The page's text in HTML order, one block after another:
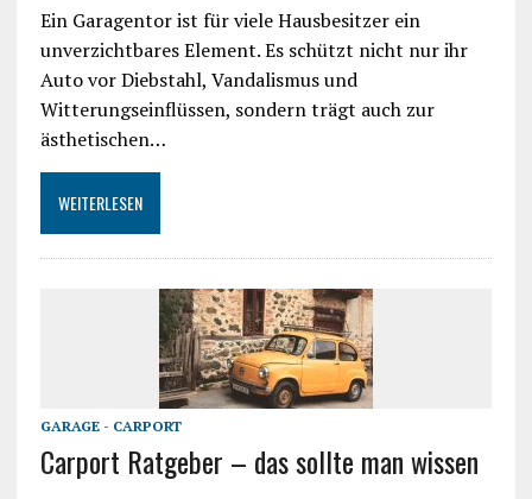
Ein Garagentor ist für viele Hausbesitzer ein
unverzichtbares Element. Es schützt nicht nur ihr
Auto vor Diebstahl, Vandalismus und
Witterungseinflüssen, sondern trägt auch zur
ästhetischen…
WEITERLESEN
GARAGE - CARPORT
Carport Ratgeber – das sollte man wissen